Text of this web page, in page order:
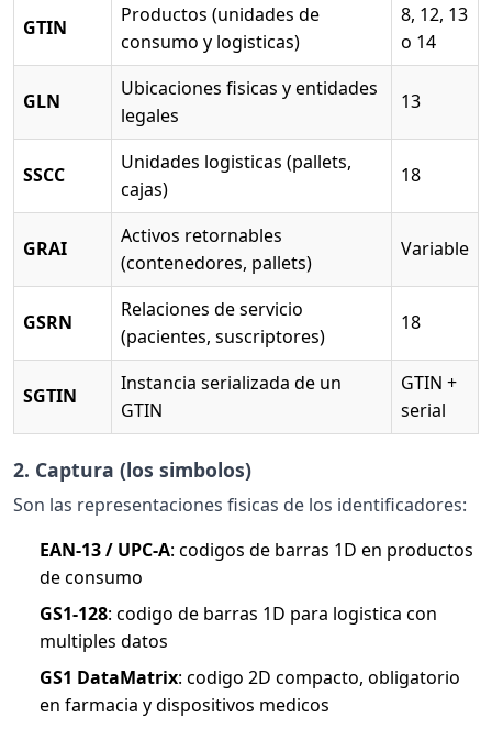
GTIN
Productos (unidades de
consumo y logisticas)
8, 12, 13
o 14
GLN
Ubicaciones fisicas y entidades
legales
13
SSCC
Unidades logisticas (pallets,
cajas)
18
GRAI
Activos retornables
(contenedores, pallets)
Variable
GSRN
Relaciones de servicio
(pacientes, suscriptores)
18
SGTIN
Instancia serializada de un
GTIN
GTIN +
serial
2. Captura (los simbolos)
Son las representaciones fisicas de los identificadores:
EAN-13 / UPC-A: codigos de barras 1D en productos
de consumo
GS1-128: codigo de barras 1D para logistica con
multiples datos
GS1 DataMatrix: codigo 2D compacto, obligatorio
en farmacia y dispositivos medicos